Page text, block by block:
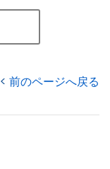
前のページへ戻る